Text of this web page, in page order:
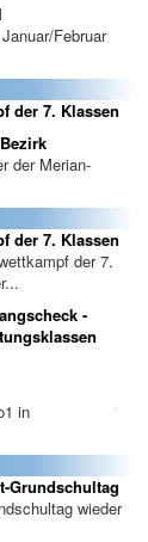
Februar
der 7. Klassen
der Merian-
der 7. Klassen
der 7.
-
in
Grundschultag
wieder